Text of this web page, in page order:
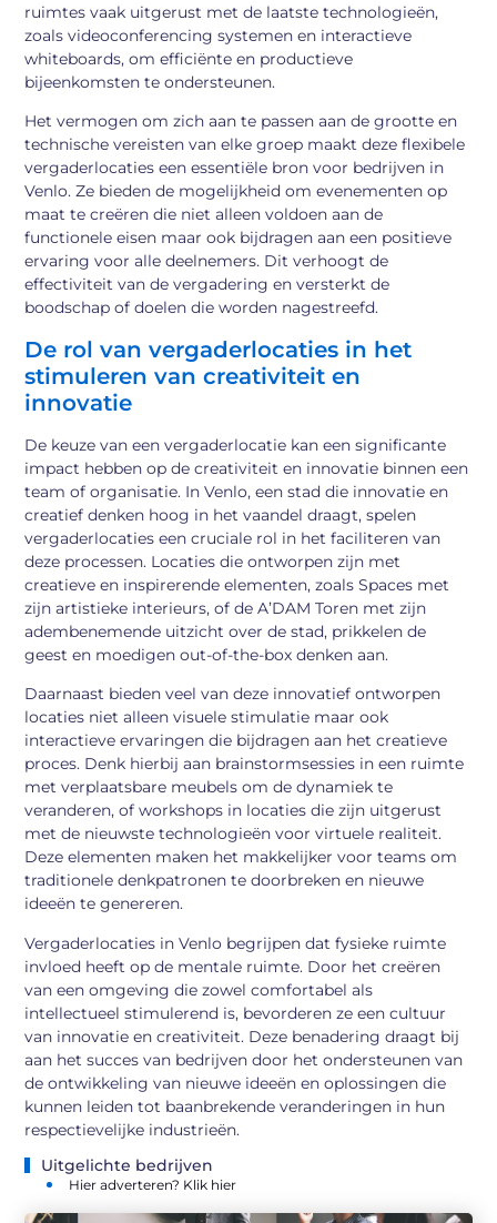
ruimtes vaak uitgerust met de laatste technologieën,
zoals videoconferencing systemen en interactieve
whiteboards, om efficiënte en productieve
bijeenkomsten te ondersteunen.
Het vermogen om zich aan te passen aan de grootte en
technische vereisten van elke groep maakt deze flexibele
vergaderlocaties een essentiële bron voor bedrijven in
Venlo. Ze bieden de mogelijkheid om evenementen op
maat te creëren die niet alleen voldoen aan de
functionele eisen maar ook bijdragen aan een positieve
ervaring voor alle deelnemers. Dit verhoogt de
effectiviteit van de vergadering en versterkt de
boodschap of doelen die worden nagestreefd.
De rol van vergaderlocaties in het
stimuleren van creativiteit en
innovatie
De keuze van een vergaderlocatie kan een significante
impact hebben op de creativiteit en innovatie binnen een
team of organisatie. In Venlo, een stad die innovatie en
creatief denken hoog in het vaandel draagt, spelen
vergaderlocaties een cruciale rol in het faciliteren van
deze processen. Locaties die ontworpen zijn met
creatieve en inspirerende elementen, zoals Spaces met
zijn artistieke interieurs, of de A’DAM Toren met zijn
adembenemende uitzicht over de stad, prikkelen de
geest en moedigen out-of-the-box denken aan.
Daarnaast bieden veel van deze innovatief ontworpen
locaties niet alleen visuele stimulatie maar ook
interactieve ervaringen die bijdragen aan het creatieve
proces. Denk hierbij aan brainstormsessies in een ruimte
met verplaatsbare meubels om de dynamiek te
veranderen, of workshops in locaties die zijn uitgerust
met de nieuwste technologieën voor virtuele realiteit.
Deze elementen maken het makkelijker voor teams om
traditionele denkpatronen te doorbreken en nieuwe
ideeën te genereren.
Vergaderlocaties in Venlo begrijpen dat fysieke ruimte
invloed heeft op de mentale ruimte. Door het creëren
van een omgeving die zowel comfortabel als
intellectueel stimulerend is, bevorderen ze een cultuur
van innovatie en creativiteit. Deze benadering draagt bij
aan het succes van bedrijven door het ondersteunen van
de ontwikkeling van nieuwe ideeën en oplossingen die
kunnen leiden tot baanbrekende veranderingen in hun
respectievelijke industrieën.
Uitgelichte bedrijven
Hier adverteren? Klik hier